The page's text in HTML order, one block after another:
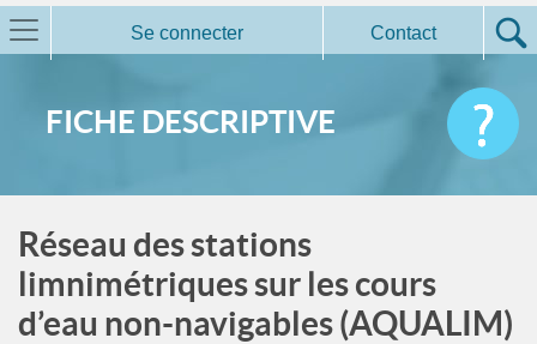
Se connecter Contact
FICHE DESCRIPTIVE
Réseau des stations
limnimétriques sur les cours
d’eau non-navigables (AQUALIM)